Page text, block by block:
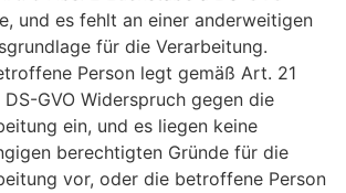
und es fehlt an einer anderweitigen
für die Verarbeitung.
Person legt gemäß Art. 21
DS-GVO Widerspruch gegen die
ein, und es liegen keine
berechtigten Gründe für die
vor, oder die betroffene Person